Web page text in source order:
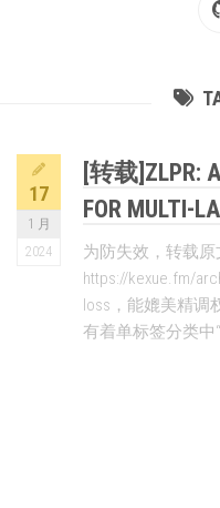
17
1 月
2024
[转载]ZLPR:
FOR MULTI-
为防失效，转载原
https://kexue.fm/
loss，能媲美精调
有着单标签分类中